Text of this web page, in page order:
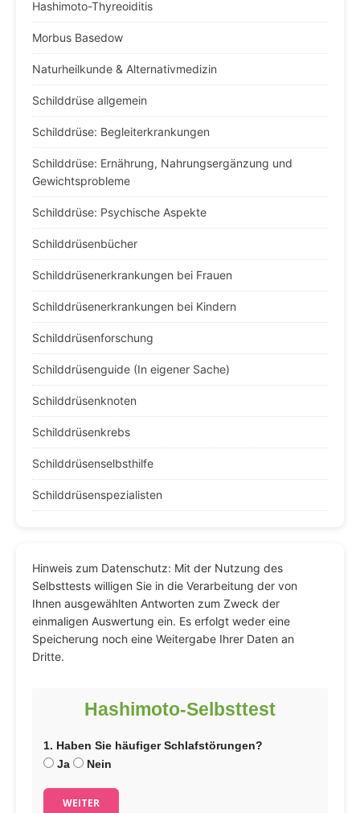
Hashimoto-Thyreoiditis
Morbus Basedow
Naturheilkunde & Alternativmedizin
Schilddrüse allgemein
Schilddrüse: Begleiterkrankungen
Schilddrüse: Ernährung, Nahrungsergänzung und
Gewichtsprobleme
Schilddrüse: Psychische Aspekte
Schilddrüsenbücher
Schilddrüsenerkrankungen bei Frauen
Schilddrüsenerkrankungen bei Kindern
Schilddrüsenforschung
Schilddrüsenguide (In eigener Sache)
Schilddrüsenknoten
Schilddrüsenkrebs
Schilddrüsenselbsthilfe
Schilddrüsenspezialisten
Hinweis zum Datenschutz: Mit der Nutzung des
Selbsttests willigen Sie in die Verarbeitung der von
Ihnen ausgewählten Antworten zum Zweck der
einmaligen Auswertung ein. Es erfolgt weder eine
Speicherung noch eine Weitergabe Ihrer Daten an
Dritte.
Hashimoto-Selbsttest
1. Haben Sie häufiger Schlafstörungen?
Ja
Nein
WEITER